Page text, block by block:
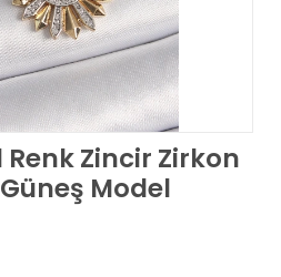
Renk Zincir Zirkon
Model